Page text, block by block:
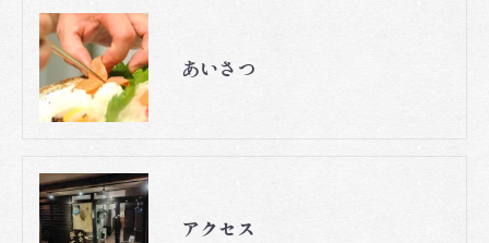
あいさつ
アクセス